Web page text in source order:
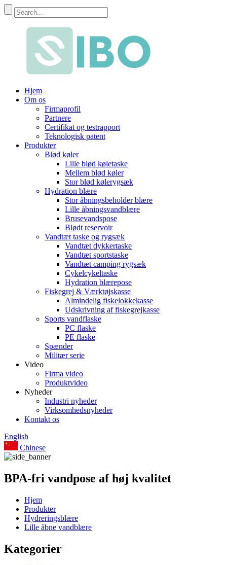
Hjem
Om os
Firmaprofil
Partnere
Certifikat og testrapport
Teknologisk patent
Produkter
Blød køler
Lille blød køletaske
Mellem blød køler
Stor blød kølerygsæk
Hydration blære
Stor åbningsbeholder blære
Lille åbningsvandblære
Brusevandspose
Blødt reservoir
Vandtæt taske og rygsæk
Vandtæt dykkertaske
Vandtæt sportstaske
Vandtæt camping rygsæk
Cykelcykeltaske
Hydration blærepose
Fiskegrej & Værktøjskasse
Almindelig fiskelokkekasse
Udskrivning af fiskegrejkasse
Sports vandflaske
PC flaske
PE flaske
Spænder
Militær serie
Video
Firma video
Produktvideo
Nyheder
Industri nyheder
Virksomhedsnyheder
Kontakt os
English
Chinese
BPA-fri vandpose af høj kvalitet
Hjem
Produkter
Hydreringsblære
Lille åbne vandblære
Kategorier